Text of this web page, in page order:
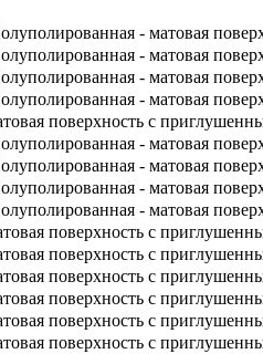
- матовая
- матовая
- матовая
- матовая
поверхность с
- матовая
- матовая
- матовая
- матовая
поверхность с
поверхность с
поверхность с
поверхность с
поверхность с
поверхность с